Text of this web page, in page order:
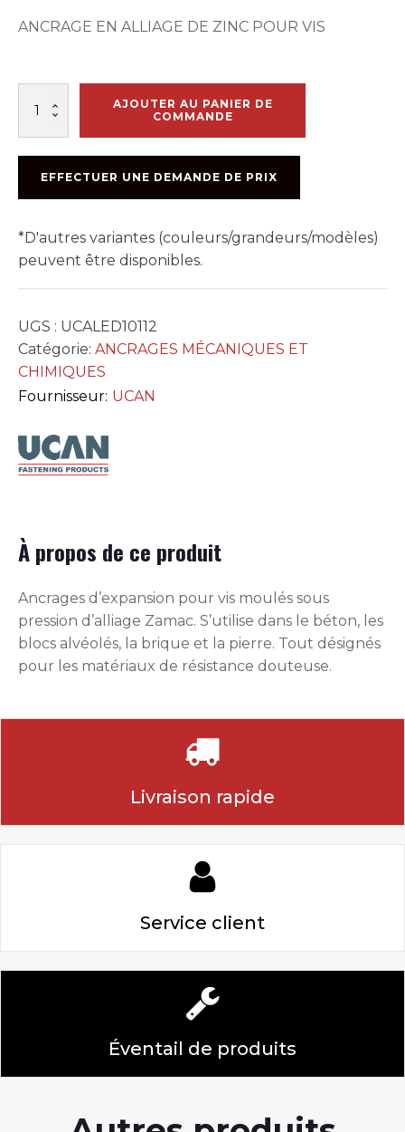
ANCRAGE EN ALLIAGE DE ZINC POUR VIS
1
ZINC
AJOUTER AU PANIER DE
COMMANDE
EFFECTUER UNE DEMANDE DE PRIX
*D'autres variantes (couleurs/grandeurs/modèles)
peuvent être disponibles.
UGS : UCALED10112
Catégorie: ANCRAGES MÉCANIQUES ET
CHIMIQUES
Fournisseur: UCAN
À propos de ce produit
Ancrages d’expansion pour vis moulés sous
pression d’alliage Zamac. S’utilise dans le béton, les
blocs alvéolés, la brique et la pierre. Tout désignés
pour les matériaux de résistance douteuse.
Livraison rapide
Service client
Éventail de produits